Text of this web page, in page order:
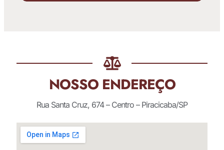
NOSSO ENDEREÇO
Rua Santa Cruz, 674 – Centro – Piracicaba/SP